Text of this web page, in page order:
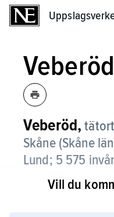
Veberöd
Veberöd,
Skåne (Skåne
Lund; 5 575
Veberöd är ett
Vill du